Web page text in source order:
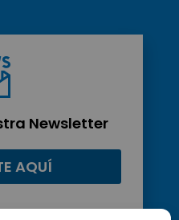
Newsletter
AQUÍ